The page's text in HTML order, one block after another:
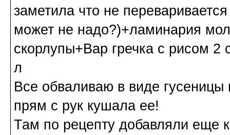
заметила что не
может не надо?)+ламинария
скорлупы+Вар гречка с рисом 2
л
Все обваливаю в виде
прям с рук кушала ее!
Там по рецепту добавляли еще